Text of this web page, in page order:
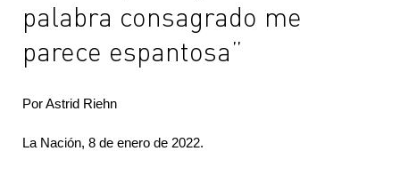
palabra consagrado me
parece espantosa”
Por Astrid Riehn
La Nación, 8 de enero de 2022.